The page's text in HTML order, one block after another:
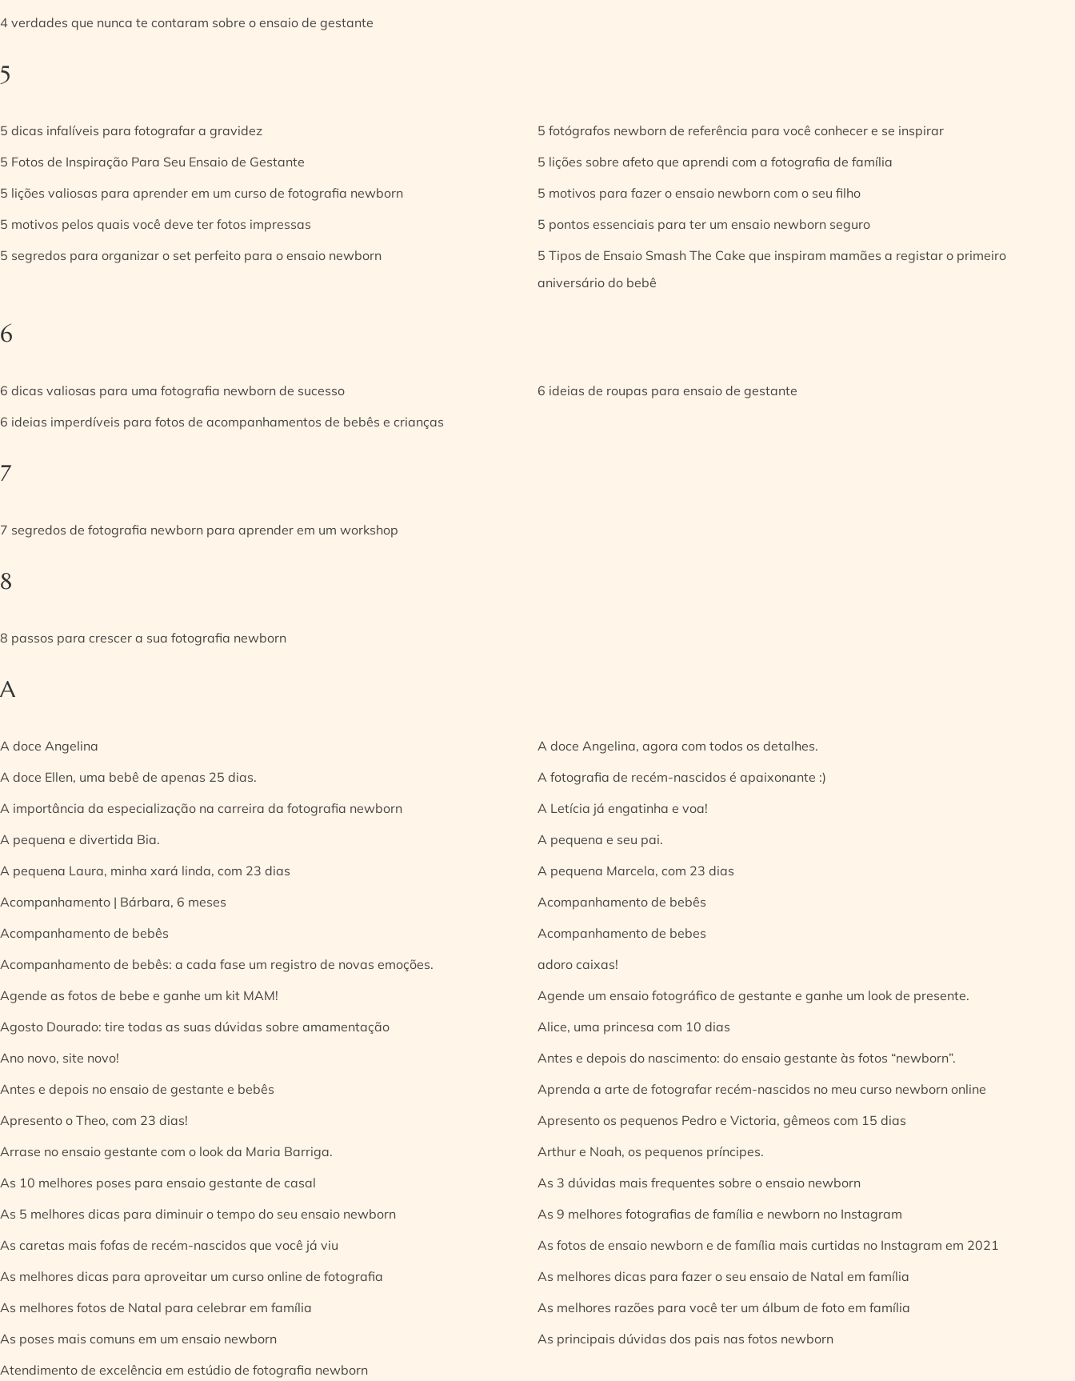
4 verdades que nunca te contaram sobre o ensaio de gestante
5
5 dicas infalíveis para fotografar a gravidez
5 fotógrafos newborn de referência para você conhecer e se inspirar
5 Fotos de Inspiração Para Seu Ensaio de Gestante
5 lições sobre afeto que aprendi com a fotografia de família
5 lições valiosas para aprender em um curso de fotografia newborn
5 motivos para fazer o ensaio newborn com o seu filho
5 motivos pelos quais você deve ter fotos impressas
5 pontos essenciais para ter um ensaio newborn seguro
5 segredos para organizar o set perfeito para o ensaio newborn
5 Tipos de Ensaio Smash The Cake que inspiram mamães a registar o primeiro
aniversário do bebê
6
6 dicas valiosas para uma fotografia newborn de sucesso
6 ideias de roupas para ensaio de gestante
6 ideias imperdíveis para fotos de acompanhamentos de bebês e crianças
7
7 segredos de fotografia newborn para aprender em um workshop
8
8 passos para crescer a sua fotografia newborn
A
A doce Angelina
A doce Angelina, agora com todos os detalhes.
A doce Ellen, uma bebê de apenas 25 dias.
A fotografia de recém-nascidos é apaixonante :)
A importância da especialização na carreira da fotografia newborn
A Letícia já engatinha e voa!
A pequena e divertida Bia.
A pequena e seu pai.
A pequena Laura, minha xará linda, com 23 dias
A pequena Marcela, com 23 dias
Acompanhamento | Bárbara, 6 meses
Acompanhamento de bebês
Acompanhamento de bebês
Acompanhamento de bebes
Acompanhamento de bebês: a cada fase um registro de novas emoções.
adoro caixas!
Agende as fotos de bebe e ganhe um kit MAM!
Agende um ensaio fotográfico de gestante e ganhe um look de presente.
Agosto Dourado: tire todas as suas dúvidas sobre amamentação
Alice, uma princesa com 10 dias
Ano novo, site novo!
Antes e depois do nascimento: do ensaio gestante às fotos “newborn”.
Antes e depois no ensaio de gestante e bebês
Aprenda a arte de fotografar recém-nascidos no meu curso newborn online
Apresento o Theo, com 23 dias!
Apresento os pequenos Pedro e Victoria, gêmeos com 15 dias
Arrase no ensaio gestante com o look da Maria Barriga.
Arthur e Noah, os pequenos príncipes.
As 10 melhores poses para ensaio gestante de casal
As 3 dúvidas mais frequentes sobre o ensaio newborn
As 5 melhores dicas para diminuir o tempo do seu ensaio newborn
As 9 melhores fotografias de família e newborn no Instagram
As caretas mais fofas de recém-nascidos que você já viu
As fotos de ensaio newborn e de família mais curtidas no Instagram em 2021
As melhores dicas para aproveitar um curso online de fotografia
As melhores dicas para fazer o seu ensaio de Natal em família
As melhores fotos de Natal para celebrar em família
As melhores razões para você ter um álbum de foto em família
As poses mais comuns em um ensaio newborn
As principais dúvidas dos pais nas fotos newborn
Atendimento de excelência em estúdio de fotografia newborn